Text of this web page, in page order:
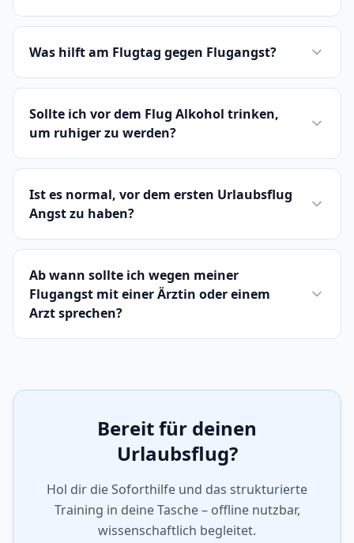
Was hilft am Flugtag gegen Flugangst?
Sollte ich vor dem Flug Alkohol trinken,
um ruhiger zu werden?
Ist es normal, vor dem ersten Urlaubsflug
Angst zu haben?
Ab wann sollte ich wegen meiner
Flugangst mit einer Ärztin oder einem
Arzt sprechen?
Bereit für deinen
Urlaubsflug?
Hol dir die Soforthilfe und das strukturierte
Training in deine Tasche – offline nutzbar,
wissenschaftlich begleitet.